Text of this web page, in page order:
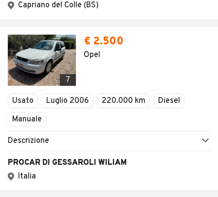
Capriano del Colle (BS)
7
€ 2.500
Opel
Usato Luglio 2006 220.000 km
Diesel
Manuale
Descrizione
PROCAR DI GESSAROLI WILIAM
Italia